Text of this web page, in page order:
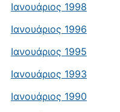
Ιανουάριος 1998
Ιανουάριος 1996
Ιανουάριος 1995
Ιανουάριος 1993
Ιανουάριος 1990